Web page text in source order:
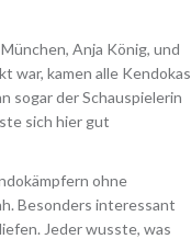
Anja König, und
war, kamen alle Kendokas
sogar der Schauspielerin
sich hier gut
ohne
Besonders interessant
Jeder wusste, was